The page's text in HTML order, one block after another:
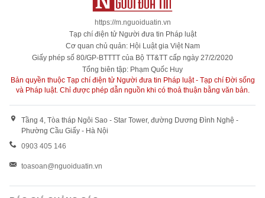
https://m.nguoiduatin.vn
Tạp chí điện tử Người đưa tin Pháp luật
Cơ quan chủ quản: Hội Luật gia Việt Nam
Giấy phép số 80/GP-BTTTT của Bộ TT&TT cấp ngày 27/2/2020
Tổng biên tập: Phạm Quốc Huy
Bản quyền thuộc Tạp chí điện tử Người đưa tin Pháp luật - Tạp chí Đời sống
và Pháp luật. Chỉ được phép dẫn nguồn khi có thoả thuận bằng văn bản.
Tầng 4, Tòa tháp Ngôi Sao - Star Tower, đường Dương Đình Nghệ -
Phường Cầu Giấy - Hà Nội
0903 405 146
toasoan@nguoiduatin.vn